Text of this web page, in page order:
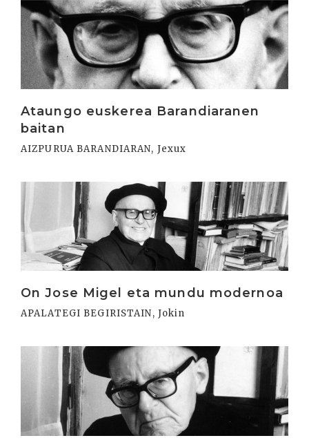
Ataungo euskerea Barandiaranen
baitan
AIZPURUA BARANDIARAN, Jexux
Irakurri
On Jose Migel eta mundu modernoa
APALATEGI BEGIRISTAIN, Jokin
Irakurri